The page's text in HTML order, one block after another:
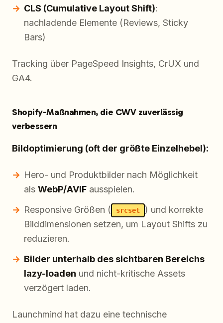
CLS (Cumulative Layout Shift):
nachladende Elemente (Reviews, Sticky
Bars)
Tracking über PageSpeed Insights, CrUX und
GA4.
Shopify-Maßnahmen, die CWV zuverlässig
verbessern
Bildoptimierung (oft der größte Einzelhebel):
Hero- und Produktbilder nach Möglichkeit
als WebP/AVIF ausspielen.
Responsive Größen (
srcset
) und korrekte
Bilddimensionen setzen, um Layout Shifts zu
reduzieren.
Bilder unterhalb des sichtbaren Bereichs
lazy-loaden und nicht-kritische Assets
verzögert laden.
Launchmind hat dazu eine technische